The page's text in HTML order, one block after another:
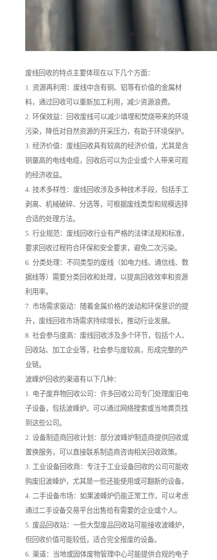
废线回收的特点主要体现在以下几个方面：
1. 资源再利用：废线中含有铜、铝等有价值的金属材
料，通过回收可以重新加工利用，减少资源浪费。
2. 环保效益：回收废线可以减少填埋和焚烧带来的环境
污染，降低对自然资源的开采压力，有助于环境保护。
3. 经济价值：废线回收具有较高的经济价值，尤其是含
铜量高的电线电缆，回收后可以为企业或个人带来可观
的经济收益。
4. 技术多样性：废线回收涉及多种技术手段，包括手工
剥离、机械破碎、分选等，可根据废线类型和规模选择
合适的处理方法。
5. 行业规范：废线回收行业有严格的法律法规和标准，
要求回收过程符合环保和安全要求，避免二次污染。
6. 分类处理：不同类型的废线（如电力线、通信线、数
据线等）需要分类回收和处理，以提高回收效率和资源
利用率。
7. 市场需求驱动：随着金属价格的波动和环保意识的提
升，废线回收市场需求持续增长，推动行业发展。
8. 社会参与度高：废线回收涉及多个环节，包括个人、
回收站、加工企业等，社会参与度较高，形成完整的产
业链。
波峰炉回收的渠道有以下几种：
1. 电子废弃物回收公司：许多回收公司专门处理废旧电
子设备，包括波峰炉。可以通过网络搜索或当地黄页找
到这些公司。
2. 设备制造商回收计划：部分波峰炉制造商提供回收或
置换服务，可以直接联系制造商咨询相关回收政策。
3. 工业设备回收商：专注于工业设备回收的公司可能收
购废旧波峰炉，尤其是一些还能使用或可翻新的设备。
4. 二手设备市场：如果波峰炉仍能正常工作，可以考虑
通过二手设备交易平台出售给有需要的企业或个人。
5. 废品回收站：一些大型废品回收站可能接收波峰炉，
但回收价值可能较低，适合完全报废的设备。
6. 渠道：当地或固体废物管理中心可能提供合规的电子